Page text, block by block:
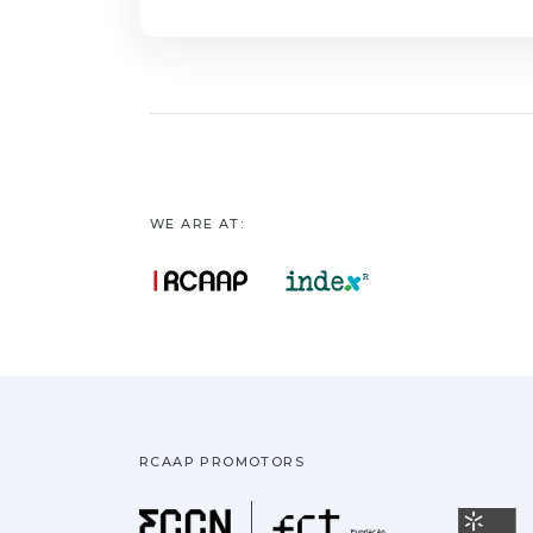
WE ARE AT:
RCAAP PROMOTORS
Fundação